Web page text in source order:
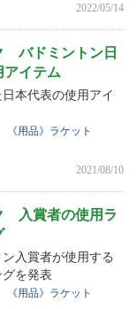
2022/05/14
バドミントン日
アイテム
本代表の使用アイ
《用品》ラケット
2021/08/10
入賞者の使用ラ
入賞者が使用する
を発表
《用品》ラケット